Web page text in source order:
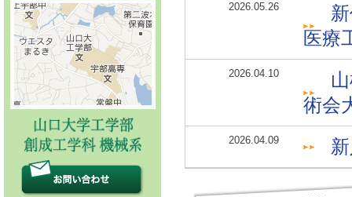
2026.05.26
医療
2026.04.10
術会
2026.04.09